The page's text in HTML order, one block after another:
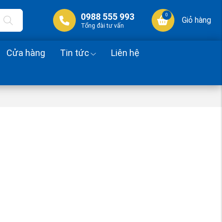
0988 555 993
Tổng đài tư vấn
0
Giỏ hàng
Cửa hàng Tin tức Liên hệ